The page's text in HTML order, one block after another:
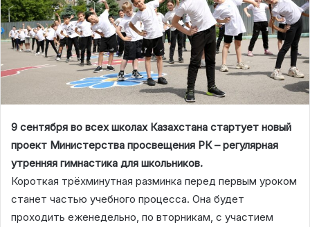
9 сентября во всех школах Казахстана стартует новый
проект Министерства просвещения РК – регулярная
утренняя гимнастика для школьников.
Короткая трёхминутная разминка перед первым уроком
станет частью учебного процесса. Она будет
проходить еженедельно, по вторникам, с участием